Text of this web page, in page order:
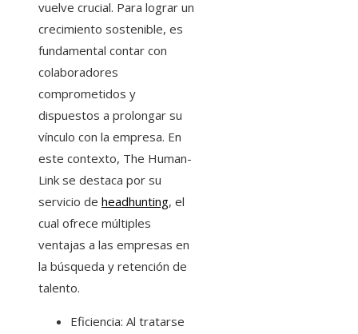
vuelve crucial. Para lograr un
crecimiento sostenible, es
fundamental contar con
colaboradores
comprometidos y
dispuestos a prolongar su
vínculo con la empresa. En
este contexto, The Human-
Link se destaca por su
servicio de headhunting, el
cual ofrece múltiples
ventajas a las empresas en
la búsqueda y retención de
talento.
Eficiencia: Al tratarse